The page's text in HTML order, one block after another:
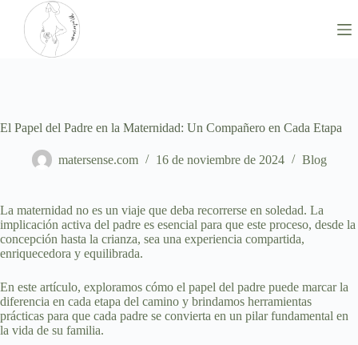
contenido
El Papel del Padre en la Maternidad: Un Compañero en Cada Etapa
matersense.com 16 de noviembre de 2024 Blog
La maternidad no es un viaje que deba recorrerse en soledad. La
implicación activa del padre es esencial para que este proceso, desde la
concepción hasta la crianza, sea una experiencia compartida,
enriquecedora y equilibrada.
En este artículo, exploramos cómo el papel del padre puede marcar la
diferencia en cada etapa del camino y brindamos herramientas
prácticas para que cada padre se convierta en un pilar fundamental en
la vida de su familia.